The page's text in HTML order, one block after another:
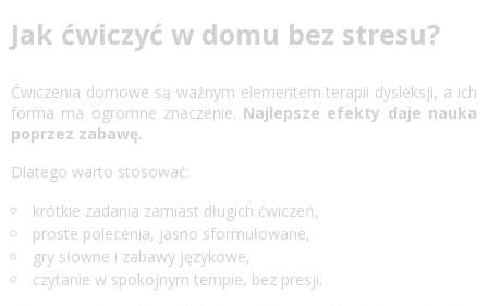
Jak ćwiczyć w domu bez stresu?
Ćwiczenia domowe są ważnym elementem terapii dysleksji, a ich
forma ma ogromne znaczenie. Najlepsze efekty daje nauka
poprzez zabawę.
Dlatego warto stosować:
krótkie zadania zamiast długich ćwiczeń,
proste polecenia, jasno sformułowane,
gry słowne i zabawy językowe,
czytanie w spokojnym tempie, bez presji.